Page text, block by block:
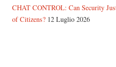
CHAT CONTROL: Can Security
of Citizens? 12 Luglio 2026